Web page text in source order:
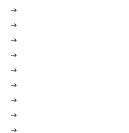








